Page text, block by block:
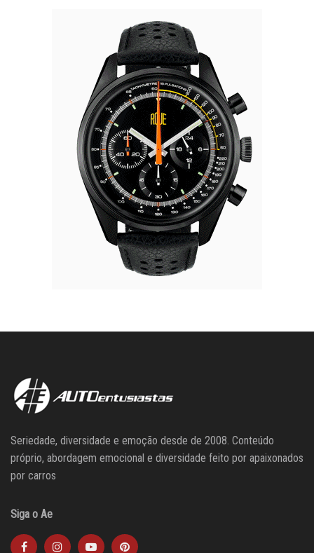
Seriedade, diversidade e emoção desde de 2008. Conteúdo
próprio, abordagem emocional e diversidade feito por apaixonados
por carros
Siga o Ae